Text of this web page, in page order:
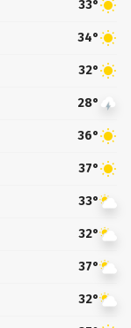
33°
34°
32°
28°
36°
37°
33°
32°
37°
32°